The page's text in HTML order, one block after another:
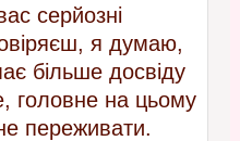
серйозні
я думаю,
більше досвіду
головне на цьому
переживати.